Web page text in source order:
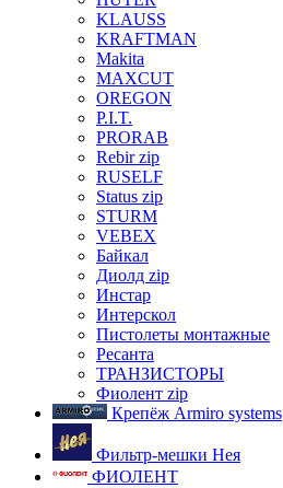
KLAUSS
KRAFTMAN
Makita
MAXCUT
OREGON
P.I.T.
PRORAB
Rebir zip
RUSELF
Status zip
STURM
VEBEX
Байкал
Диолд zip
Инстар
Интерскол
Пистолеты монтажные
Ресанта
ТРАНЗИСТОРЫ
Фиолент zip
Крепёж Armiro systems
Фильтр-мешки Нея
ФИОЛЕНТ